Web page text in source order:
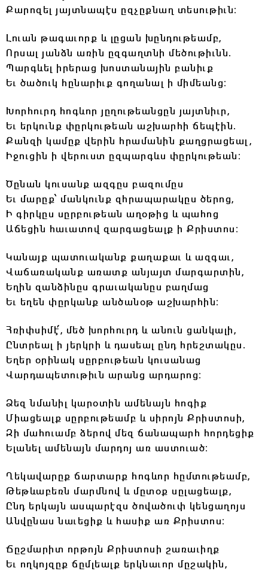
Քարոզել յայտնապէս ըզչըքնաղ տեսութիւն։
Լուան թագաւորք և լըցան խընդութեամբ,
Որսալ յանձն առին ըզգաղտնի մեծութիւնն.
Պարգևել իրերաց խոստանային բանիւք
Եւ ծածուկ հընարիւք գողանալ ի միմեանց։
Խորհուրդ հոգևոր յըղութեանցըն յայտնիւր,
Եւ երկունք փըրկութեան աշխարհի ճեպէին.
Քանզի կամըք վերին հրամանին քաղցրացեալ,
Իջուցին ի վերուստ ըզպարգևս փըրկութեան։
Ծընան կուսանք ազգըս բազումըս
Եւ մարըք՝ մանկունք զհրապարակըս ծերոց,
Ի գիրկըս սըրբութեան աղօթից և պահոց
Աճեցին հաւատով զարգացեալք ի Քրիստոս։
Կանայք պատուականք քաղաքաւ և ազգաւ,
Վաճառականք առատք անյայտ մարգարտին,
Եղին զանձինըս գրաւականըս բաղմաց
Եւ եղեն փըրկանք անծանօթ աշխարհին։
Հռիփսիմէ՛, մեծ խորհուրդ և անուն ցանկալի,
Ընտրեալ ի յերկրի և դասեալ ընդ հրեշտակըս.
Եղեր օրինակ սըրբութեան կուսանաց
Վարդապետութիւն արանց արդարոց։
Ձեզ նմանիլ կարօտին ամենայն հոգիք
Միացեալք սըրբութեամբ և սիրոյն Քրիստոսի,
Զի մահուամբ ձերով մեզ ճանապարհ հորդեցիք
Ելանել ամենայն մարդոյ առ աստուած։
Ղեկավարըք ճարտարք հոգևոր հըմտութեամբ,
Թեթևաբեռն մարմնով և մըտօք սըլացեալք,
Ընդ երկայն ասպարէզս ծովածուփ կենցաղոյս
Անվընաս նաւեցիք և հասիք առ Քրիստոս։
Ճըշմարիտ որթոյն Քրիստոսի շառաւիղք
Եւ ողկոյզըք ճըմլեալք երկնաւոր մըշակին,